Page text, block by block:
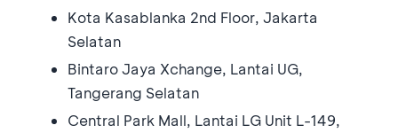
Kota Kasablanka 2nd Floor, Jakarta
Selatan
Bintaro Jaya Xchange, Lantai UG,
Tangerang Selatan
Central Park Mall, Lantai LG Unit L-149,